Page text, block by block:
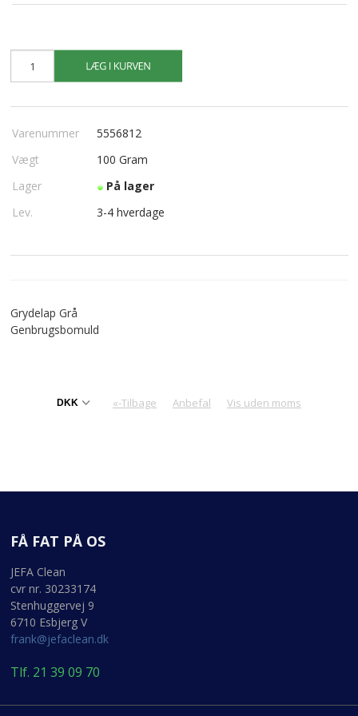
Varenummer
5556812
Vægt
100 Gram
Lager
På lager
Lev.
3-4 hverdage
Grydelap Grå
Genbrugsbomuld
«-Tilbage Anbefal Vis uden moms
FÅ FAT PÅ OS
JEFA Clean
cvr nr. 30233174
Stenhuggervej 9
6710 Esbjerg V
frank@jefaclean.dk
Tlf. 21 39 09 70